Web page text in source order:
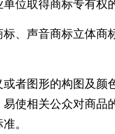
位取得商标专有权
、声音商标立体商
者图形的构图及
使相关公众对商
。